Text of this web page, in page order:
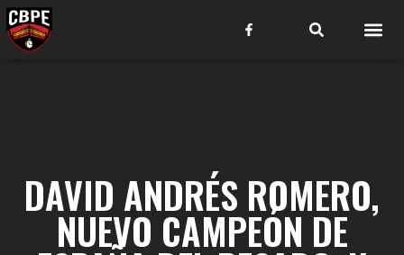
DAVID ANDRÉS ROMERO,
NUEVO CAMPEÓN DE